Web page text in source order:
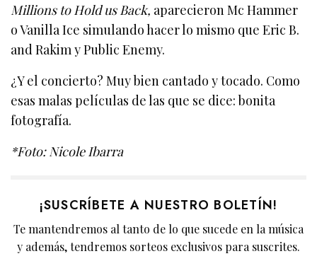
Millions to Hold us Back, aparecieron Mc Hammer
o Vanilla Ice simulando hacer lo mismo que Eric B.
and Rakim y Public Enemy.
¿Y el concierto? Muy bien cantado y tocado. Como
esas malas películas de las que se dice: bonita
fotografía.
*Foto: Nicole Ibarra
¡SUSCRÍBETE A NUESTRO BOLETÍN!
Te mantendremos al tanto de lo que sucede en la música
y además, tendremos sorteos exclusivos para suscrites.